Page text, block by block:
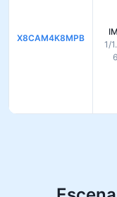
X8CAM4K8MPB
1/